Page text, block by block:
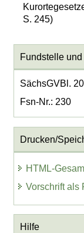
S. 245)
Fundstelle
SächsGVBl.
Fsn-Nr.: 230
Drucken/
HTML-
Vorschrift als
Hilfe